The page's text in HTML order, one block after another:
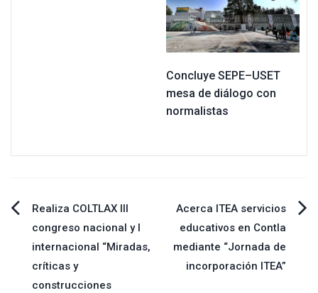
Concluye SEPE–USET
mesa de diálogo con
normalistas
Navegación
de
entradas
Realiza COLTLAX III
congreso nacional y I
internacional “Miradas,
críticas y
construcciones
Acerca ITEA servicios
educativos en Contla
mediante “Jornada de
incorporación ITEA”